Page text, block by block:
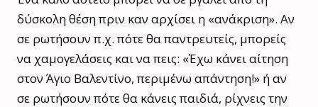
δύσκολη θέση πριν καν αρχίσει η «ανάκριση». Αν
σε ρωτήσουν π.χ. πότε θα παντρευτείς, μπορείς
να χαμογελάσεις και να πεις: «Έχω κάνει αίτηση
στον Άγιο Βαλεντίνο, περιμένω απάντηση!» ή αν
σε ρωτήσουν πότε θα κάνεις παιδιά, ρίχνεις την